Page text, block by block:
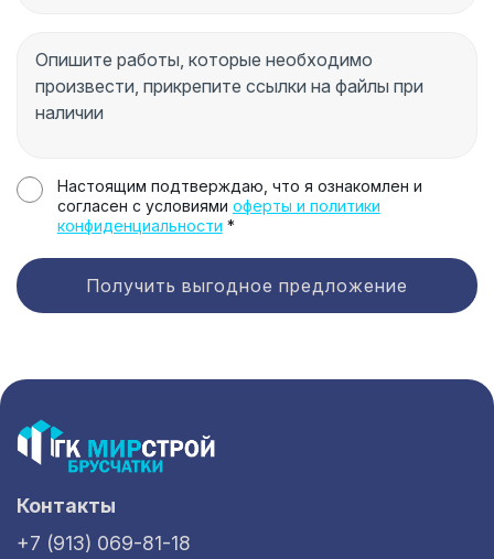
Настоящим подтверждаю, что я ознакомлен и
согласен с условиями оферты и политики
конфиденциальности *
Получить выгодное предложение
Контакты
+7 (913) 069-81-18